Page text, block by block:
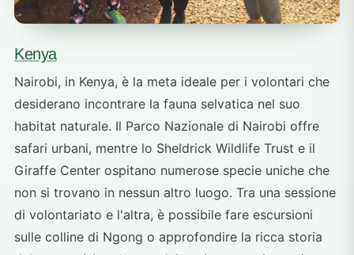
Kenya
Nairobi, in Kenya, è la meta ideale per i volontari che
desiderano incontrare la fauna selvatica nel suo
habitat naturale. Il Parco Nazionale di Nairobi offre
safari urbani, mentre lo Sheldrick Wildlife Trust e il
Giraffe Center ospitano numerose specie uniche che
non si trovano in nessun altro luogo. Tra una sessione
di volontariato e l'altra, è possibile fare escursioni
sulle colline di Ngong o approfondire la ricca storia